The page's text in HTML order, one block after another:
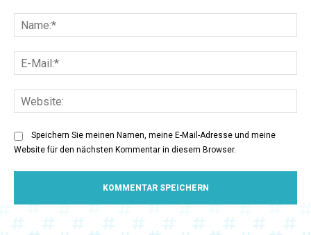
Speichern Sie meinen Namen, meine E-Mail-Adresse und meine
Website für den nächsten Kommentar in diesem Browser.